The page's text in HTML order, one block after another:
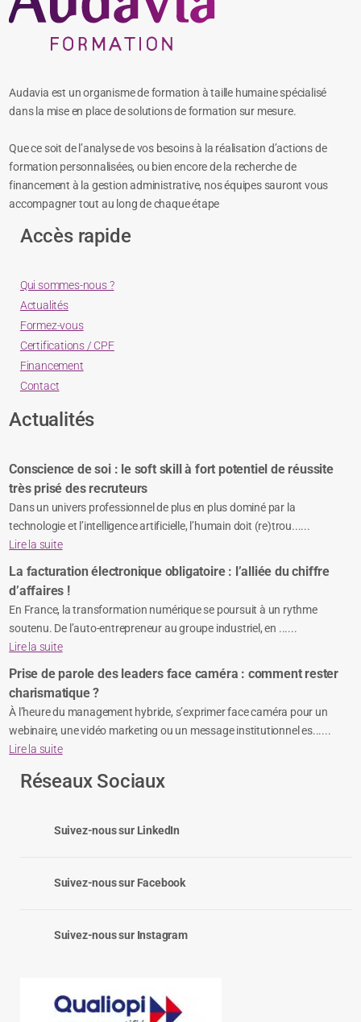
Audavia est un organisme de formation à taille humaine spécialisé
dans la mise en place de solutions de formation sur mesure.
Que ce soit de l’analyse de vos besoins à la réalisation d’actions de
formation personnalisées, ou bien encore de la recherche de
financement à la gestion administrative, nos équipes sauront vous
accompagner tout au long de chaque étape
Accès rapide
Qui sommes-nous ?
Actualités
Formez-vous
Certifications / CPF
Financement
Contact
Actualités
Conscience de soi : le soft skill à fort potentiel de réussite
très prisé des recruteurs
Dans un univers professionnel de plus en plus dominé par la
technologie et l’intelligence artificielle, l’humain doit (re)trou......
Lire la suite
La facturation électronique obligatoire : l’alliée du chiffre
d’affaires !
En France, la transformation numérique se poursuit à un rythme
soutenu. De l’auto-entrepreneur au groupe industriel, en ......
Lire la suite
Prise de parole des leaders face caméra : comment rester
charismatique ?
À l’heure du management hybride, s’exprimer face caméra pour un
webinaire, une vidéo marketing ou un message institutionnel es......
Lire la suite
Réseaux Sociaux
Suivez-nous sur LinkedIn
Suivez-nous sur Facebook
Suivez-nous sur Instagram